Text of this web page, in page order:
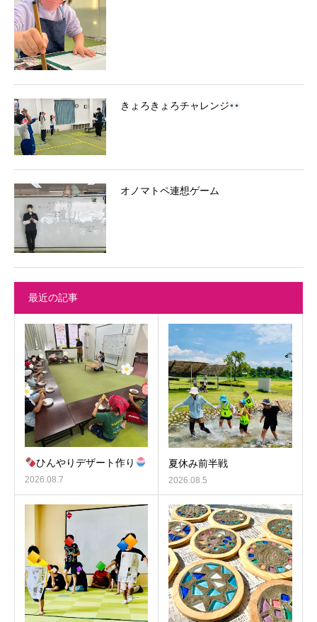
きょろきょろチャレンジ
オノマトペ連想ゲーム
最近の記事
ひんやりデザート作り
2026.08.7
夏休み前半戦
2026.08.5